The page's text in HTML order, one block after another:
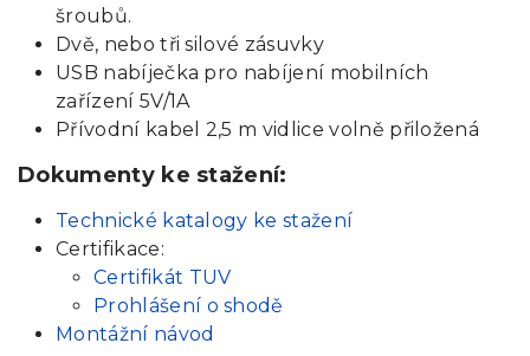
šroubů.
Dvě, nebo tři silové zásuvky
USB nabíječka pro nabíjení mobilních
zařízení 5V/1A
Přívodní kabel 2,5 m vidlice volně přiložená
Dokumenty ke stažení:
Technické katalogy ke stažení
Certifikace:
Certifikát TUV
Prohlášení o shodě
Montážní návod